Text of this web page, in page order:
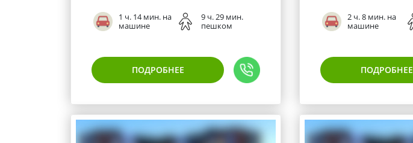
1 ч. 14 мин. на
машине
9 ч. 29 мин.
пешком
ПОДРОБНЕЕ
2 ч. 8 мин. на
машине
ПОДРОБНЕЕ